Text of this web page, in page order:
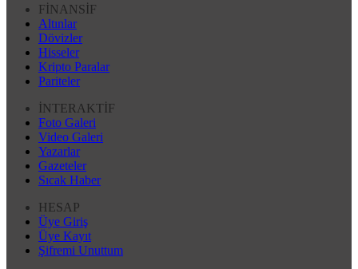
FİNANSİF
Altınlar
Dövizler
Hisseler
Kripto Paralar
Pariteler
İNTERAKTİF
Foto Galeri
Video Galeri
Yazarlar
Gazeteler
Sıcak Haber
HESAP
Üye Giriş
Üye Kayıt
Şifremi Unuttum